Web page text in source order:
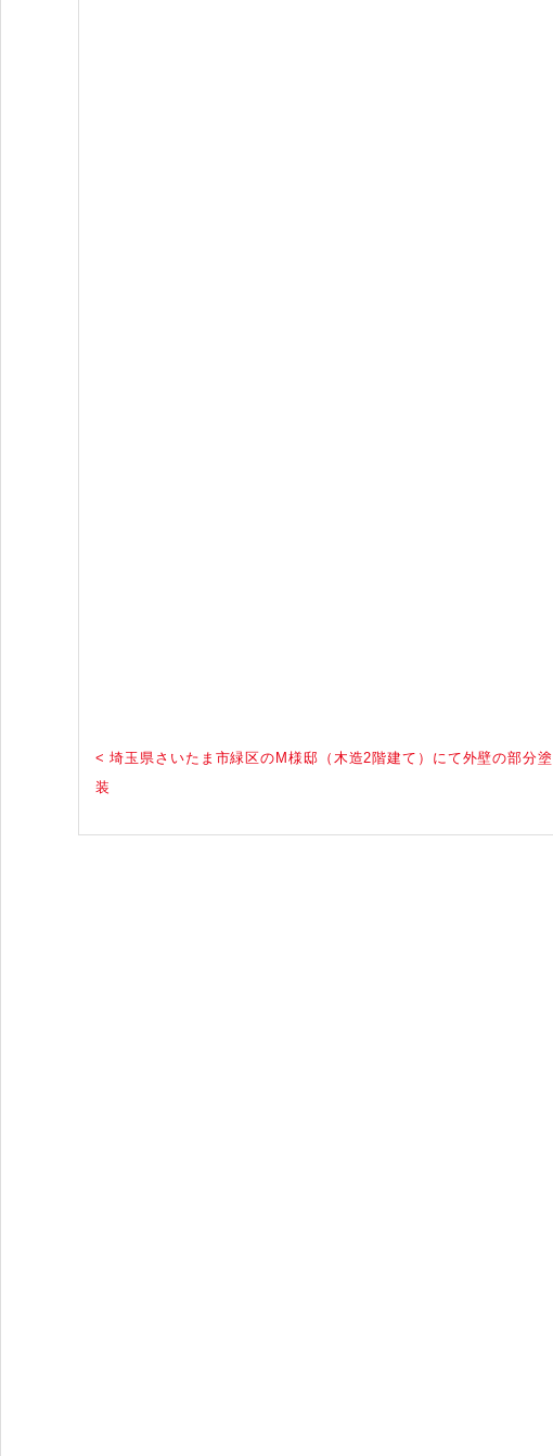
< 埼玉県さいたま市緑区のM様邸（木造2階建て）にて外壁の部分塗
装